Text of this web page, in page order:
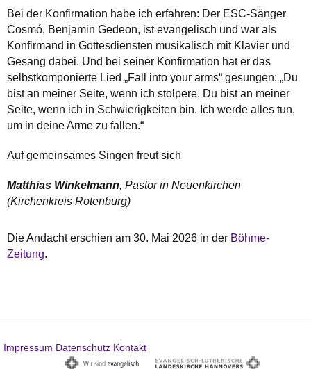
Bei der Konfirmation habe ich erfahren: Der ESC-Sänger
Cosmó, Benjamin Gedeon, ist evangelisch und war als
Konfirmand in Gottesdiensten musikalisch mit Klavier und
Gesang dabei. Und bei seiner Konfirmation hat er das
selbstkomponierte Lied „Fall into your arms“ gesungen: „Du
bist an meiner Seite, wenn ich stolpere. Du bist an meiner
Seite, wenn ich in Schwierigkeiten bin. Ich werde alles tun,
um in deine Arme zu fallen.“
Auf gemeinsames Singen freut sich
Matthias Winkelmann, Pastor in Neuenkirchen
(Kirchenkreis Rotenburg)
Die Andacht erschien am 30. Mai 2026 in der Böhme-
Zeitung.
Impressum Datenschutz Kontakt